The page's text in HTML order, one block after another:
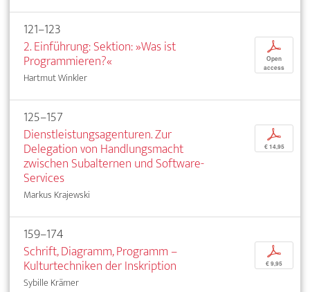
121–123
2. Einführung: Sektion: »Was ist
Programmieren?«
Hartmut Winkler
p
Open
access
125–157
Dienstleistungsagenturen. Zur
Delegation von Handlungsmacht
zwischen Subalternen und Software-
Services
Markus Krajewski
p
€ 14,95
159–174
Schrift, Diagramm, Programm –
Kulturtechniken der Inskription
Sybille Krämer
p
€ 9,95